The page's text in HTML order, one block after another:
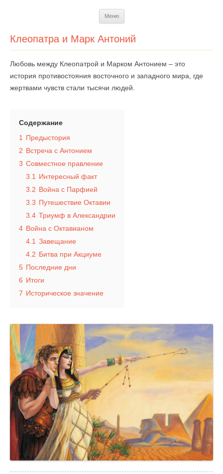
Меню
Клеопатра и Марк Антоний
Любовь между Клеопатрой и Марком Антонием – это
история противостояния восточного и западного мира, где
жертвами чувств стали тысячи людей.
Содержание
1
Предыстория
2 Встреча с Антонием
3 Совместное правление
3.1
Интересный факт
3.2 Война с Парфией
3.3 Путешествие Октавии
3.4 Триумф в Александрии
4 Война с Октавианом
4.1 Завещание
4.2 Битва при Акциуме
5 Последние дни
6 Итоги
7 Историческое значение